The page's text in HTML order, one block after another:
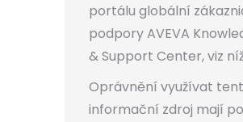
portálu globální
podpory AVEVA
& Support Center, viz
Oprávnění využívat
informační zdroj mají